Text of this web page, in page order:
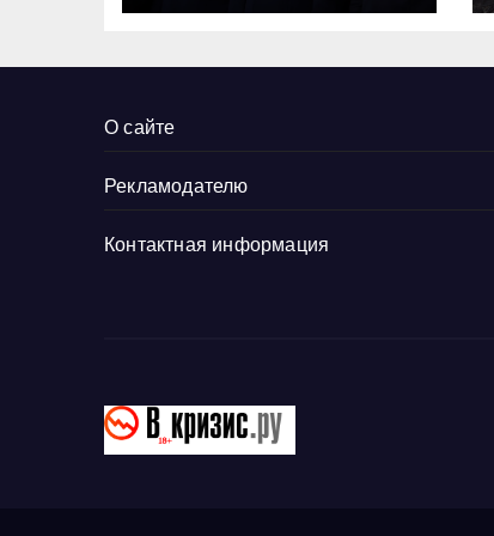
О сайте
Рекламодателю
Контактная информация